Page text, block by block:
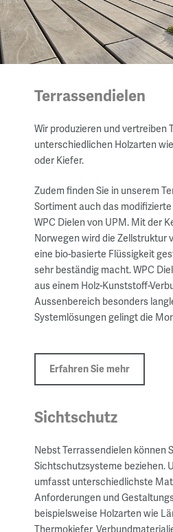
Terrassendielen
Wir produzieren und vertreiben
unterschiedlichen Holzarten
oder Kiefer.
Zudem finden Sie in unserem
Sortiment auch das
WPC Dielen von UPM. Mit der
Norwegen wird die Zellstruktur
eine bio-basierte Flüssigkeit
sehr beständig macht. WPC
aus einem Holz-Kunststoff-
Aussenbereich besonders
Systemlösungen gelingt die
Erfahren Sie mehr
Sichtschutz
Nebst Terrassendielen können
Sichtschutzsysteme beziehen.
umfasst unterschiedlichste
Anforderungen und
beispielsweise Holzarten wie